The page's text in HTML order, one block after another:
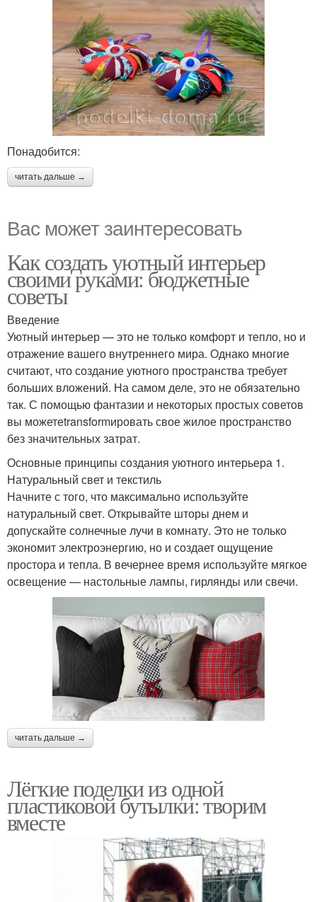
Понадобится:
читать дальше →
Вас может заинтересовать
Как создать уютный интерьер
своими руками: бюджетные
советы
Введение
Уютный интерьер — это не только комфорт и тепло, но и
отражение вашего внутреннего мира. Однако многие
считают, что создание уютного пространства требует
больших вложений. На самом деле, это не обязательно
так. С помощью фантазии и некоторых простых советов
вы можетеtransformировать свое жилое пространство
без значительных затрат.
Основные принципы создания уютного интерьера 1.
Натуральный свет и текстиль
Начните с того, что максимально используйте
натуральный свет. Открывайте шторы днем и
допускайте солнечные лучи в комнату. Это не только
экономит электроэнергию, но и создает ощущение
простора и тепла. В вечернее время используйте мягкое
освещение — настольные лампы, гирлянды или свечи.
читать дальше →
Лёгкие поделки из одной
пластиковой бутылки: творим
вместе